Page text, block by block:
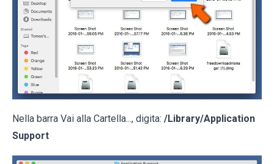
Nella barra Vai alla Cartella..., digita: /Library/Application
Support